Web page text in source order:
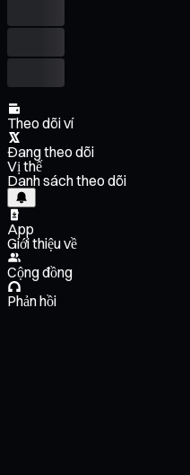
Theo dõi ví
Đang theo dõi
Vị thế
Danh sách theo dõi
App
Giới thiệu về
Cộng đồng
Phản hồi